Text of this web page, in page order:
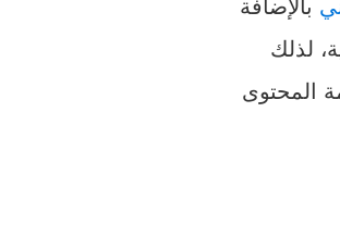
بالإضافة
لذلك
المحتوى